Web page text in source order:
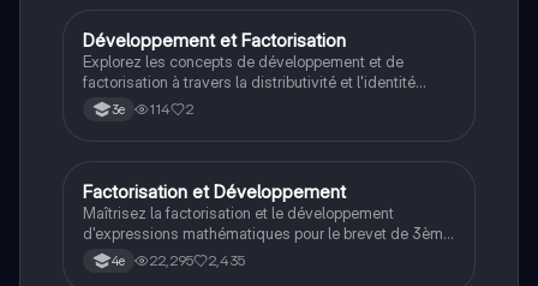
Maths
Développement et Factorisation
Explorez les concepts de développement et de
factorisation à travers la distributivité et l'identité
remarquable. Ce document présente des exemples
pratiques et des techniques essentielles pour
3e 114 2
Maths
Factorisation et Développement
Maîtrisez la factorisation et le développement
d'expressions mathématiques pour le brevet de 3ème.
Apprenez à transformer des sommes en produits et
vice versa, avec des exemples pratiques et des
4e 22,295 2,435